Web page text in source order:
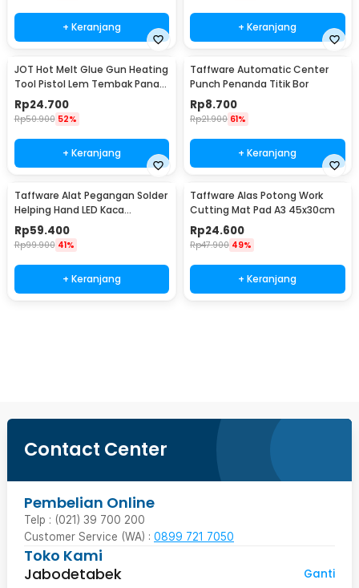
+ Keranjang + Keranjang
JOT Hot Melt Glue Gun Heating
Tool Pistol Lem Tembak Panas
20W - QT-302
Rp24.700
Rp50.900 52%
+ Keranjang
Taffware Automatic Center
Punch Penanda Titik Bor
Rp8.700
Rp21.900 61%
+ Keranjang
Taffware Alat Pegangan Solder
Helping Hand LED Kaca
Pembesar 3.5X - TE-801
Rp59.400
Rp99.900 41%
+ Keranjang
Taffware Alas Potong Work
Cutting Mat Pad A3 45x30cm
Rp24.600
Rp47.900 49%
+ Keranjang
Contact Center
Pembelian Online
Telp : (021) 39 700 200
Customer Service (WA) : 0899 721 7050
Toko Kami
Jabodetabek
Ganti